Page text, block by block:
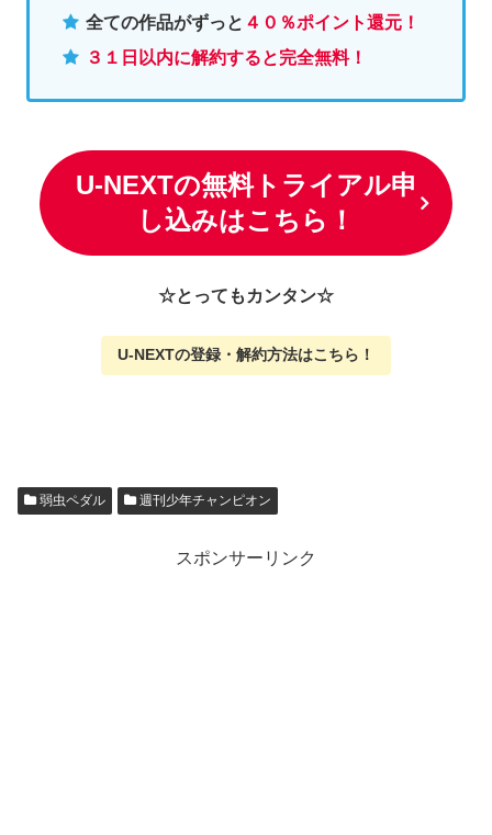
全ての作品がずっと ４０％ポイント還元！
３１日以内に解約すると完全無料！
U-NEXTの無料トライアル申
し込みはこちら！
☆とってもカンタン☆
U-NEXTの登録・解約方法はこちら ！
弱虫ペダル 週刊少年チャンピオン
スポンサーリンク